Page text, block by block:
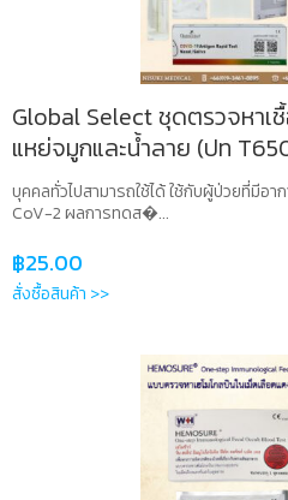
Global Select ชุดตรวจหาเ
แหย่จมูกและน้ำลาย (ปท
บุคคลทั่วไปสามารถใช้ได้ ใช้กับผู้ป่วยที่มีอา
CoV-2 ผลการทดส�...
฿25.00
สั่งซื้อสินค้า >>